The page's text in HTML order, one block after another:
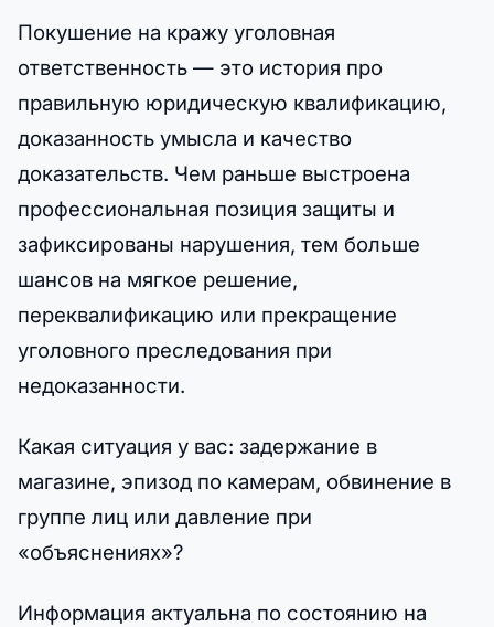
Покушение на кражу уголовная
ответственность — это история про
правильную юридическую квалификацию,
доказанность умысла и качество
доказательств. Чем раньше выстроена
профессиональная позиция защиты и
зафиксированы нарушения, тем больше
шансов на мягкое решение,
переквалификацию или прекращение
уголовного преследования при
недоказанности.
Какая ситуация у вас: задержание в
магазине, эпизод по камерам, обвинение в
группе лиц или давление при
«объяснениях»?
Информация актуальна по состоянию на